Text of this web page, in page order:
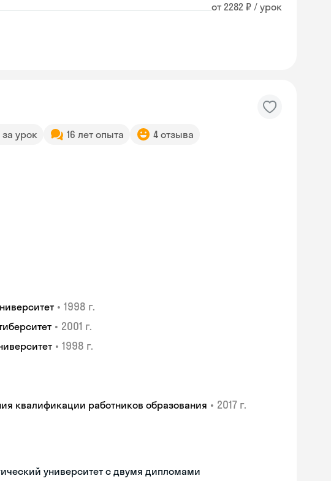
от 2282 ₽ / урок
за урок 16 лет опыта 4 отзыва
• 1998 г.
• 2001 г.
• 1998 г.
квалификации работников образования • 2017 г.
университет с двумя дипломами